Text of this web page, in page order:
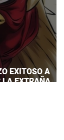
EXITOSO A
LA EXTRAÑA